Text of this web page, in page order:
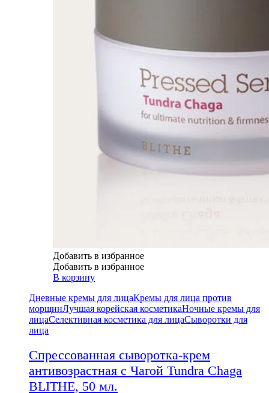
Добавить в избранное
Добавить в избранное
В корзину
Дневные кремы для лицаКремы для лица против
морщинЛучшая корейская косметикаНочные кремы для
лицаСелективная косметика для лицаСыворотки для
лица
Спрессованная сыворотка-крем
антивозрастная с Чагой Tundra Chaga
BLITHE, 50 мл.